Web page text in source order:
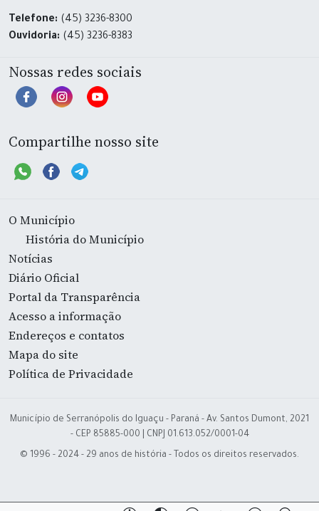
Telefone: (45) 3236-8300
Ouvidoria: (45) 3236-8383
Nossas redes sociais
Compartilhe nosso site
O Município
História do Município
Notícias
Diário Oficial
Portal da Transparência
Acesso a informação
Endereços e contatos
Mapa do site
Política de Privacidade
Município de Serranópolis do Iguaçu - Paraná - Av. Santos Dumont, 2021
- CEP 85885-000 | CNPJ 01.613.052/0001-04
© 1996 - 2024 - 29 anos de história - Todos os direitos reservados.